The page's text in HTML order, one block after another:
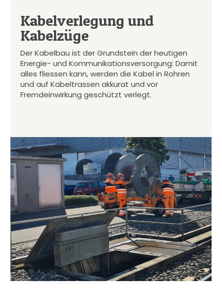
Kabelverlegung und
Kabelzüge
Der Kabelbau ist der Grundstein der heutigen
Energie- und Kommunikationsversorgung: Damit
alles fliessen kann, werden die Kabel in Rohren
und auf Kabeltrassen akkurat und vor
Fremdeinwirkung geschützt verlegt.